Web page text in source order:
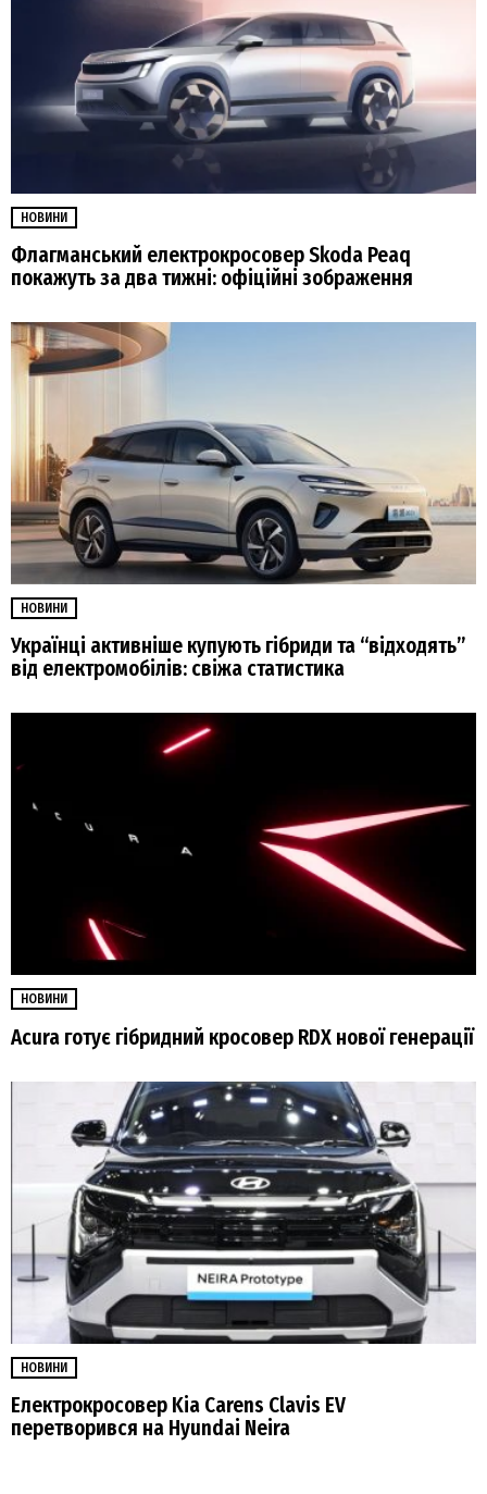
НОВИНИ
Флагманський електрокросовер Skoda Peaq
покажуть за два тижні: офіційні зображення
НОВИНИ
Українці активніше купують гібриди та “відходять”
від електромобілів: свіжа статистика
НОВИНИ
Acura готує гібридний кросовер RDX нової генерації
НОВИНИ
Електрокросовер Kia Carens Clavis EV
перетворився на Hyundai Neira